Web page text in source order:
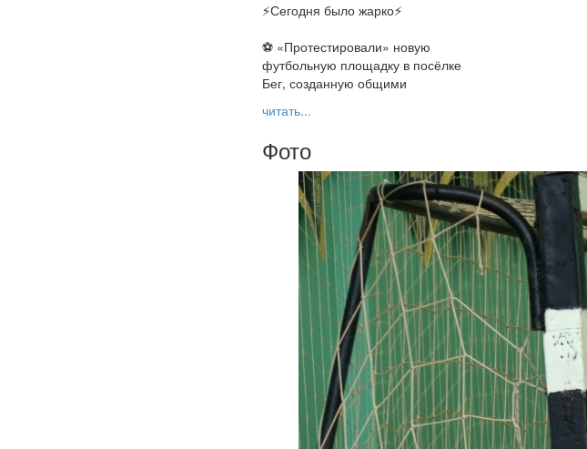
⚡️Сегодня было жарко⚡️
⚽ ️«Протестировали» новую
футбольную площадку в посёлке
Бег, созданную общими
читать...
Фото